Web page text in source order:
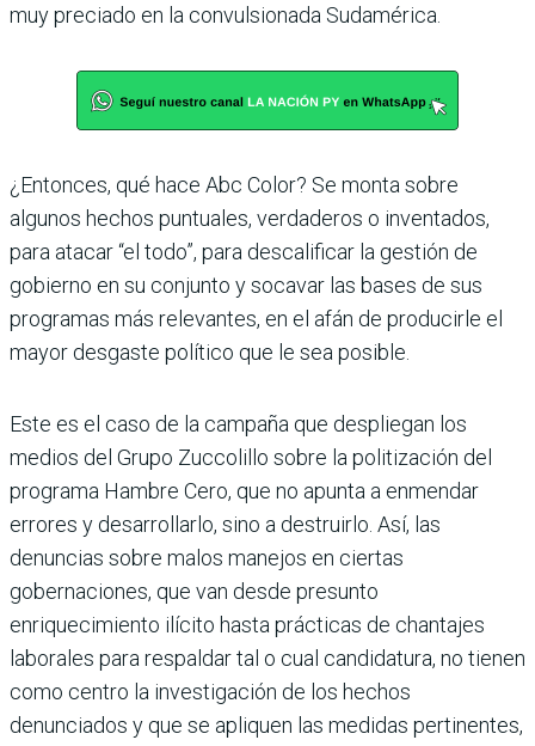
muy preciado en la convulsionada Sudamérica.
¿Entonces, qué hace Abc Color? Se monta sobre
algunos hechos puntuales, verdaderos o inventados,
para atacar “el todo”, para descalificar la gestión de
gobierno en su conjunto y socavar las bases de sus
programas más relevantes, en el afán de producirle el
mayor desgaste político que le sea posible.
Este es el caso de la campaña que despliegan los
medios del Grupo Zuccolillo sobre la politización del
programa Hambre Cero, que no apunta a enmendar
errores y desarrollarlo, sino a destruirlo. Así, las
denuncias sobre malos manejos en ciertas
gobernaciones, que van desde presunto
enriquecimiento ilícito hasta prácticas de chantajes
laborales para respaldar tal o cual candidatura, no tienen
como centro la investigación de los hechos
denunciados y que se apliquen las medidas pertinentes,